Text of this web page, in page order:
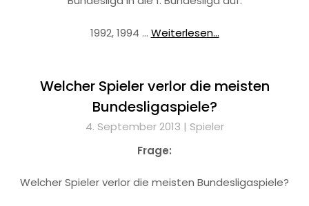
1992, 1994 … Weiterlesen...
Welcher Spieler verlor die meisten
Bundesligaspiele?
4. September 2013 | Spieler
Frage:
Welcher Spieler verlor die meisten Bundesligaspiele?